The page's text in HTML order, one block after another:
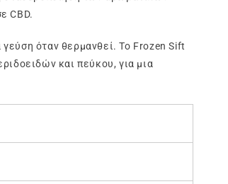
CBD.
όταν θερμανθεί. Το Frozen Sift
και πεύκου, για μια